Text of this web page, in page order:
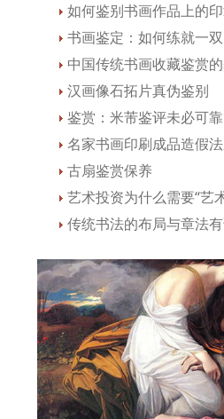
如何鉴别书画作品上的
书画鉴定：如何练就一
中国传统书画收藏鉴赏
汉画像石拓片真伪鉴别
鉴赏：米芾鉴评未必可靠
名家书画印刷成品造假
古扇鉴赏保养
艺术投资为什么需要“艺
传统书法的布局与章法